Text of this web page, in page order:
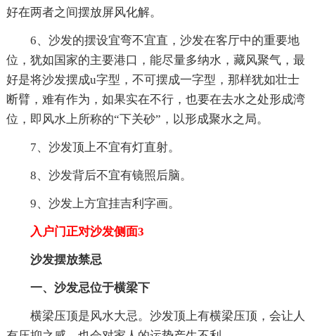
好在两者之间摆放屏风化解。
6、沙发的摆设宜弯不宜直，沙发在客厅中的重要地
位，犹如国家的主要港口，能尽量多纳水，藏风聚气，最
好是将沙发摆成u字型，不可摆成一字型，那样犹如壮士
断臂，难有作为，如果实在不行，也要在去水之处形成湾
位，即风水上所称的“下关砂”，以形成聚水之局。
7、沙发顶上不宜有灯直射。
8、沙发背后不宜有镜照后脑。
9、沙发上方宜挂吉利字画。
入户门正对沙发侧面3
沙发摆放禁忌
一、沙发忌位于横梁下
横梁压顶是风水大忌。沙发顶上有横梁压顶，会让人